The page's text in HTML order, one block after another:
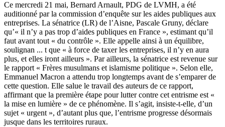
Ce mercredi 21 mai, Bernard Arnault, PDG de LVMH, a été
auditionné par la commission d’enquête sur les aides publiques aux
entreprises. La sénatrice (LR) de l’Aisne, Pascale Gruny, déclare
qu’« il n’y a pas trop d’aides publiques en France », estimant qu’il
faut avant tout « du contrôle ». Elle appelle ainsi à un équilibre,
soulignan ... t que « à force de taxer les entreprises, il n’y en aura
plus, et elles iront ailleurs ». Par ailleurs, la sénatrice est revenue sur
le rapport « Frères musulmans et islamisme politique ». Selon elle,
Emmanuel Macron a attendu trop longtemps avant de s’emparer de
cette question. Elle salue le travail des auteurs de ce rapport,
affirmant que la première étape pour lutter contre cet entrisme est «
la mise en lumière » de ce phénomène. Il s’agit, insiste-t-elle, d’un
sujet « urgent », d’autant plus que, l’entrisme progresse désormais
jusque dans les territoires ruraux.